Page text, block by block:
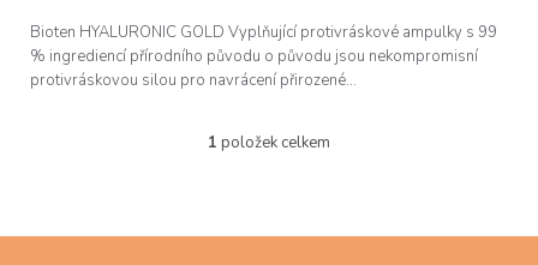
Bioten HYALURONIC GOLD Vyplňující protivráskové ampulky s 99
% ingrediencí přírodního původu o původu jsou nekompromisní
protivráskovou silou pro navrácení přirozené...
O
d
1 položek celkem